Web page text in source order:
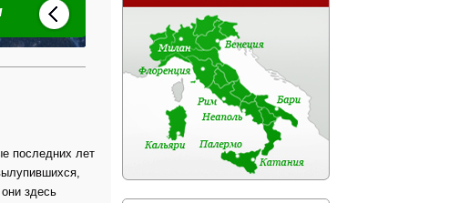
Акция: Детские каникулы в Апулии!
последних лет
здесь